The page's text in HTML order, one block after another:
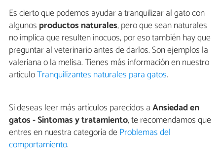
Es cierto que podemos ayudar a tranquilizar al gato con
algunos productos naturales, pero que sean naturales
no implica que resulten inocuos, por eso también hay que
preguntar al veterinario antes de darlos. Son ejemplos la
valeriana o la melisa. Tienes más información en nuestro
artículoTranquilizantes naturales para gatos.
Si deseas leer más artículos parecidos aAnsiedad en
gatos - Síntomas y tratamiento, te recomendamos que
entres en nuestra categoría deProblemas del
comportamiento.